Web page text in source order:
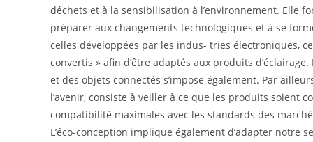
déchets et à la sensibilisation à l’environnement. Elle
préparer aux changements technologiques et à se
celles développées par les indus- tries électroniques,
convertis » afin d’être adaptés aux produits
et des objets connectés s’impose également. Par
l’avenir, consiste à veiller à ce que les produits soient
compatibilité maximales avec les standards des
L’éco-conception implique également d’adapter notre